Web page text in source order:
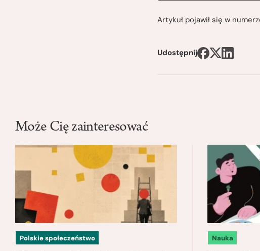
Artykuł pojawił się w
Udostępnij
Może Cię zainteresować
Polskie społeczeństwo Nauka